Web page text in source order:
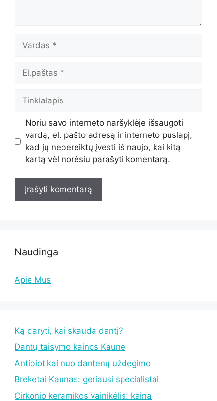
Vardas
El.paštas
Tinklalapis
Noriu savo interneto naršyklėje išsaugoti
vardą, el. pašto adresą ir interneto puslapį,
kad jų nebereiktų įvesti iš naujo, kai kitą
kartą vėl norėsiu parašyti komentarą.
Naudinga
Apie Mus
Ką daryti, kai skauda dantį?
Dantų taisymo kainos Kaune
Antibiotikai nuo dantenų uždegimo
Breketai Kaunas: geriausi specialistai
Cirkonio keramikos vainikėlis: kaina